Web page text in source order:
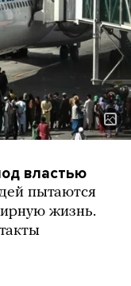
властью
пытаются
жизнь.